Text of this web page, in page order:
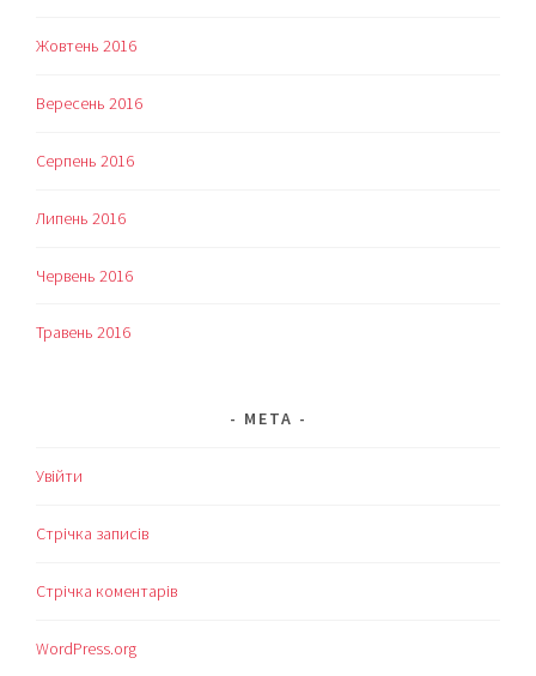
Жовтень 2016
Вересень 2016
Серпень 2016
Липень 2016
Червень 2016
Травень 2016
МЕТА
Увійти
Стрічка записів
Стрічка коментарів
WordPress.org